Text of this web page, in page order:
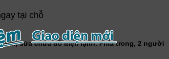
tại chỗ
sửa chữa đồ điện lạnh. Phía trong, 2 người